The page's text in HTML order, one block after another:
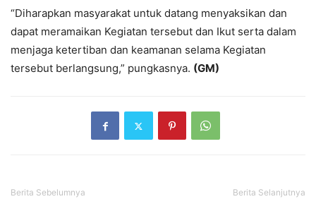
“Diharapkan masyarakat untuk datang menyaksikan dan
dapat meramaikan Kegiatan tersebut dan Ikut serta dalam
menjaga ketertiban dan keamanan selama Kegiatan
tersebut berlangsung,” pungkasnya. (GM)
Berita Sebelumnya Berita Selanjutnya